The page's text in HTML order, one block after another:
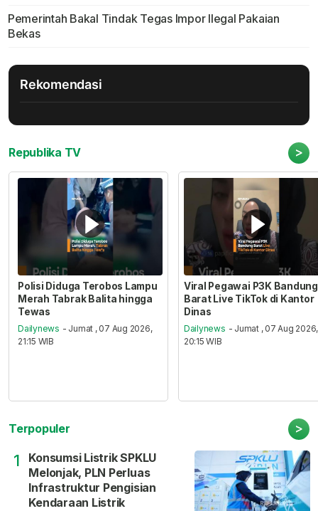
Pemerintah Bakal Tindak Tegas Impor Ilegal Pakaian
Bekas
Rekomendasi
Republika TV >
Polisi Diduga Terobos Lampu
Merah Tabrak Balita hingga
Tewas
Dailynews - Jumat , 07 Aug 2026,
21:15 WIB
Viral Pegawai P3K Bandung
Barat Live TikTok di Kantor
Dinas
Dailynews - Jumat , 07 Aug 2026,
20:15 WIB
Terpopuler >
1
Konsumsi Listrik SPKLU
Melonjak, PLN Perluas
Infrastruktur Pengisian
Kendaraan Listrik